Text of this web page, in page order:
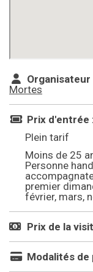
Organisateur
Mortes
Prix d'entrée
Plein tarif
Moins de 25
Personne
premier
février, mars,
Prix de la
Modalités de